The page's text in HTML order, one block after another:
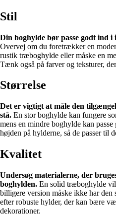
Stil
Din boghylde bør passe godt ind
Overvej om du foretrækker en
rustik træboghylde eller måske en
Tænk også på farver og teksturer,
Størrelse
Det er vigtigt at måle den
stå. En stor boghylde kan fungere
mens en mindre boghylde kan
højden på hylderne, så de passer til
Kvalitet
Undersøg materialerne, der
boghylden. En solid træboghylde vil
billigere version måske ikke har den
efter robuste hylder, der kan bære
dekorationer.